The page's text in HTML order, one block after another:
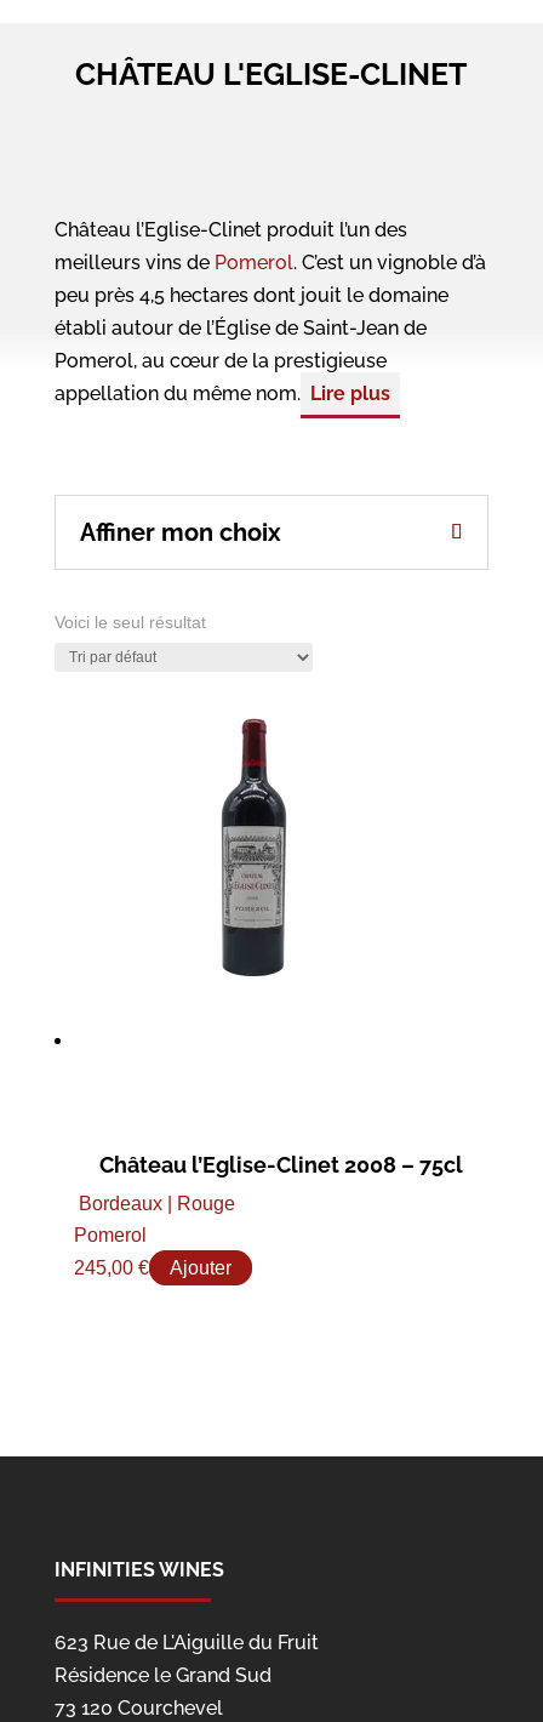
CHÂTEAU L'EGLISE-CLINET
Château l’Eglise-Clinet produit l’un des
meilleurs vins de Pomerol. C’est un vignoble d’à
peu près 4,5 hectares dont jouit le domaine
établi autour de l’Église de Saint-Jean de
Pomerol, au cœur de la prestigieuse
appellation du même nom. Lire plus
Affiner mon choix
Voici le seul résultat
Château l’Eglise-Clinet 2008 – 75cl
Bordeaux | Rouge
Pomerol
245,00 € Ajouter
INFINITIES WINES
623 Rue de L'Aiguille du Fruit
Résidence le Grand Sud
73 120 Courchevel